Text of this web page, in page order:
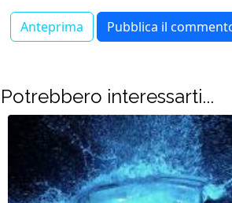
Potrebbero interessarti...